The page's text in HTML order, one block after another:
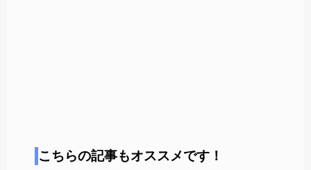
こちらの記事もオススメです！